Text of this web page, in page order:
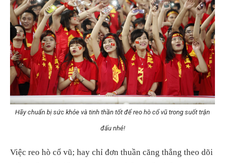
Hãy chuẩn bị sức khỏe và tinh thần tốt để reo hò cổ vũ trong suốt trận
đấu nhé!
Việc reo hò cổ vũ; hay chỉ đơn thuần căng thẳng theo dõi